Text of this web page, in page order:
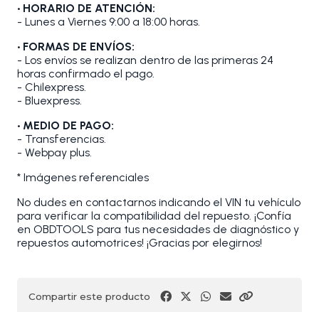
• HORARIO DE ATENCIÓN:
- Lunes a Viernes 9:00 a 18:00 horas.
• FORMAS DE ENVÍOS:
- Los envíos se realizan dentro de las primeras 24
horas confirmado el pago.
- Chilexpress.
- Bluexpress.
• MEDIO DE PAGO:
- Transferencias.
- Webpay plus.
* Imágenes referenciales
No dudes en contactarnos indicando el VIN tu vehículo
para verificar la compatibilidad del repuesto. ¡Confía
en OBDTOOLS para tus necesidades de diagnóstico y
repuestos automotrices! ¡Gracias por elegirnos!
Compartir este producto